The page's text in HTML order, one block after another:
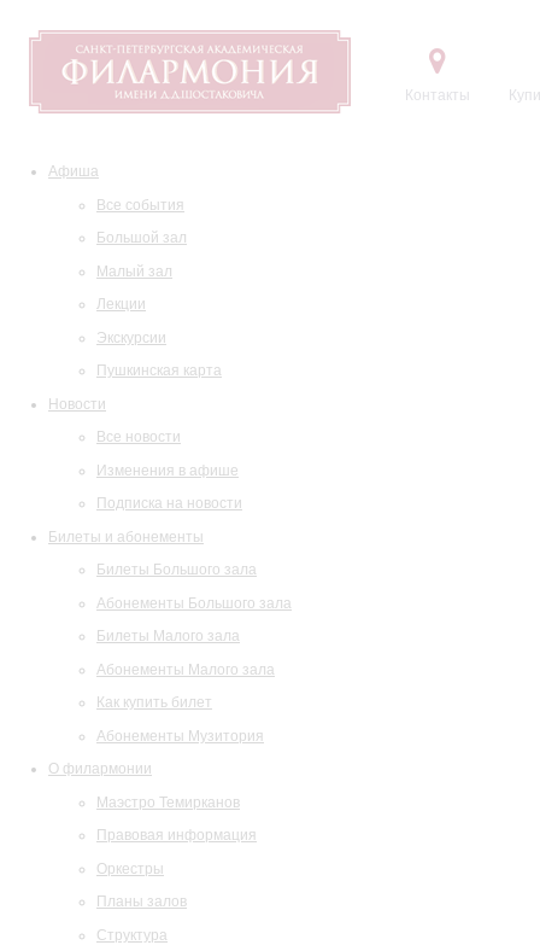
Контакты
Афиша
Все события
Большой зал
Малый зал
Лекции
Экскурсии
Пушкинская карта
Новости
Все новости
Изменения в афише
Подписка на новости
Билеты и абонементы
Билеты Большого зала
Абонементы Большого зала
Билеты Малого зала
Абонементы Малого зала
Как купить билет
Абонементы Музитория
О филармонии
Маэстро Темирканов
Правовая информация
Оркестры
Планы залов
Структура